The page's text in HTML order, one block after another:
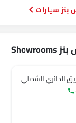
سيارات
الدائري الشمالي